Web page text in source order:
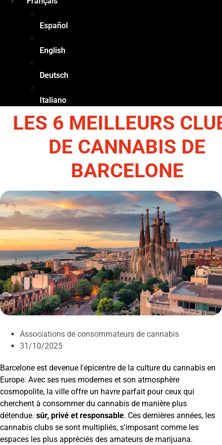
Español
English
Deutsch
Italiano
LES 6 MEILLEURS
DE CANNABIS DE
BARCELONE
Associations de consommateurs de cannabis
31/10/2025
Barcelone est devenue l'épicentre de la culture du cannabis en
Europe. Avec ses rues modernes et son atmosphère
cosmopolite, la ville offre un havre parfait pour ceux qui
cherchent à consommer du cannabis de manière plus
détendue. sûr, privé et responsable. Ces dernières années, les
cannabis clubs se sont multipliés, s'imposant comme les
espaces les plus appréciés des amateurs de marijuana.